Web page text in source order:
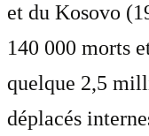
et du Kosovo
140 000 morts
quelque 2,5
déplacés